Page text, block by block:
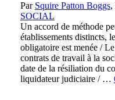
Par Squire Patton Boggs,
SOCIAL
Un accord de méthode
établissements distincts,
obligatoire est menée /
contrats de travail à la
date de la résiliation du
liquidateur judiciaire / …